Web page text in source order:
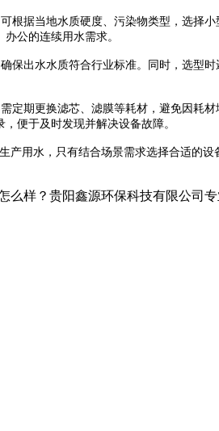
根据当地水质硬度、污染物类型，选择
公的连续用水需求。
出水水质符合行业标准。同时，选型
期更换滤芯、滤膜等耗材，避免因耗
便于及时发现并解决设备故障。
用水，只有结合场景需求选择合适的
样？贵阳鑫源环保科技有限公司